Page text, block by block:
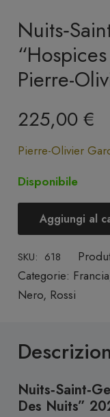
Pierre-
225,00€
Pierre-Olivier
Disponibile
"Hospices
2022
-
Pierre-
Olivier
Aggiungi al
SKU: 618
Categorie: Francia
Nero, Rossi
Des Nuits”